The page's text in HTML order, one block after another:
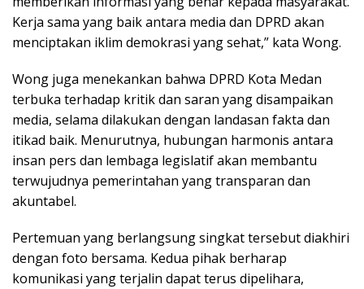
Kerja sama yang baik antara media dan DPRD akan
menciptakan iklim demokrasi yang sehat,” kata Wong.
Wong juga menekankan bahwa DPRD Kota Medan
terbuka terhadap kritik dan saran yang disampaikan
media, selama dilakukan dengan landasan fakta dan
itikad baik. Menurutnya, hubungan harmonis antara
insan pers dan lembaga legislatif akan membantu
terwujudnya pemerintahan yang transparan dan
akuntabel.
Pertemuan yang berlangsung singkat tersebut diakhiri
dengan foto bersama. Kedua pihak berharap
komunikasi yang terjalin dapat terus dipelihara,